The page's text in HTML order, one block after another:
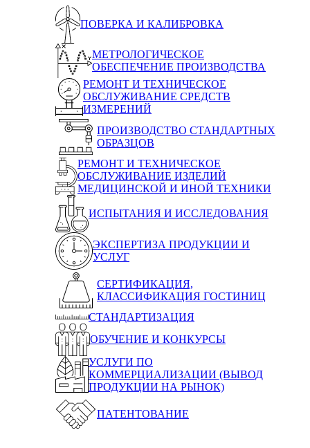
ПОВЕРКА И КАЛИБРОВКА
МЕТРОЛОГИЧЕСКОЕ
ОБЕСПЕЧЕНИЕ ПРОИЗВОДСТВА
РЕМОНТ И ТЕХНИЧЕСКОЕ
ОБСЛУЖИВАНИЕ СРЕДСТВ
ИЗМЕРЕНИЙ
ПРОИЗВОДСТВО СТАНДАРТНЫХ
ОБРАЗЦОВ
РЕМОНТ И ТЕХНИЧЕСКОЕ
ОБСЛУЖИВАНИЕ ИЗДЕЛИЙ
МЕДИЦИНСКОЙ И ИНОЙ ТЕХНИКИ
ИСПЫТАНИЯ И ИССЛЕДОВАНИЯ
ЭКСПЕРТИЗА ПРОДУКЦИИ И
УСЛУГ
СЕРТИФИКАЦИЯ,
КЛАССИФИКАЦИЯ ГОСТИНИЦ
СТАНДАРТИЗАЦИЯ
ОБУЧЕНИЕ И КОНКУРСЫ
УСЛУГИ ПО
КОММЕРЦИАЛИЗАЦИИ (ВЫВОД
ПРОДУКЦИИ НА РЫНОК)
ПАТЕНТОВАНИЕ